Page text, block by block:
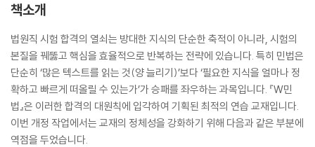
책소개
법원직 시험 합격의 열쇠는 방대한 지식의 단순한 축적이 아니라, 시험의
본질을 꿰뚫고 핵심을 효율적으로 반복하는 전략에 있습니다. 특히 민법은
단순히 ‘많은 텍스트를 읽는 것(양 늘리기)’보다 ‘필요한 지식을 얼마나 정
확하고 빠르게 떠올릴 수 있는가’가 승패를 좌우하는 과목입니다. 『W민
법』은 이러한 합격의 대원칙에 입각하여 기획된 최적의 연습 교재입니다.
이번 개정 작업에서는 교재의 정체성을 강화하기 위해 다음과 같은 부분에
역점을 두었습니다.